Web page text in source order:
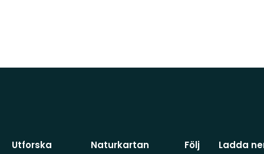
Utforska
Naturkartan
Följ
Ladda